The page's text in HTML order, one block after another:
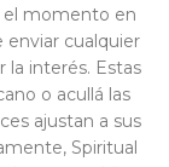
el momento en
enviar cualquier
la interés. Estas
o acullá las
ajustan a sus
Spiritual